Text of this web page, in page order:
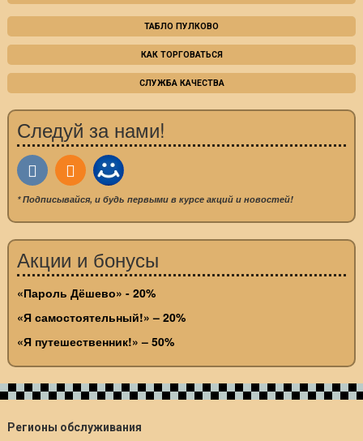
ТАБЛО ПУЛКОВО
КАК ТОРГОВАТЬСЯ
СЛУЖБА КАЧЕСТВА
Следуй за нами!
* Подписывайся, и будь первыми в курсе акций и новостей!
Акции и бонусы
«Пароль Дёшево» - 20%
«Я самостоятельный!» – 20%
«Я путешественник!» – 50%
Регионы обслуживания